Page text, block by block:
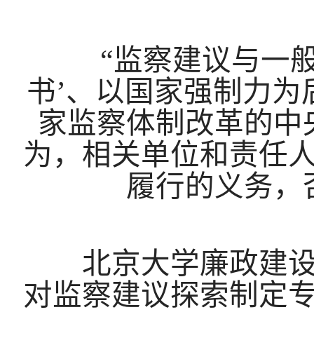
“监察建议与一般
书’、以国家强制力
家监察体制改革的
为，相关单位和责任
履行的义务，
北京大学廉政建设
对监察建议探索制定